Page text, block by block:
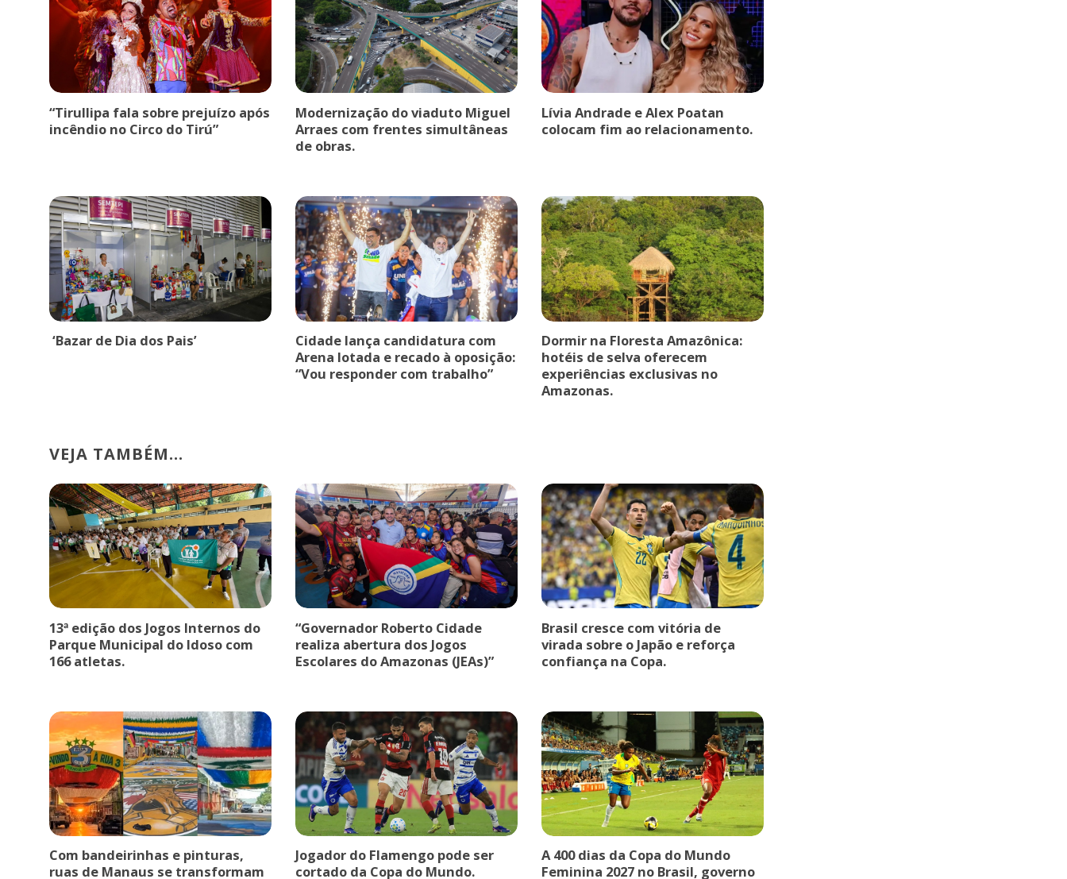
“Tirullipa fala sobre prejuízo após
incêndio no Circo do Tirú”
Modernização do viaduto Miguel
Arraes com frentes simultâneas
de obras.
Lívia Andrade e Alex Poatan
colocam fim ao relacionamento.
‘Bazar de Dia dos Pais’
Cidade lança candidatura com
Arena lotada e recado à oposição:
“Vou responder com trabalho”
Dormir na Floresta Amazônica:
hotéis de selva oferecem
experiências exclusivas no
Amazonas.
VEJA TAMBÉM...
13ª edição dos Jogos Internos do
Parque Municipal do Idoso com
166 atletas.
“Governador Roberto Cidade
realiza abertura dos Jogos
Escolares do Amazonas (JEAs)”
Brasil cresce com vitória de
virada sobre o Japão e reforça
confiança na Copa.
Com bandeirinhas e pinturas,
ruas de Manaus se transformam
Jogador do Flamengo pode ser
cortado da Copa do Mundo.
A 400 dias da Copa do Mundo
Feminina 2027 no Brasil, governo